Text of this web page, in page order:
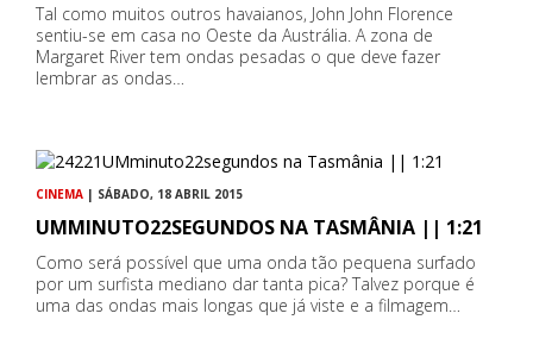
Tal como muitos outros havaianos, John John Florence
sentiu-se em casa no Oeste da Austrália. A zona de
Margaret River tem ondas pesadas o que deve fazer
lembrar as ondas…
CINEMA | SÁBADO, 18 ABRIL 2015
UMMINUTO22SEGUNDOS NA TASMÂNIA || 1:21
Como será possível que uma onda tão pequena surfado
por um surfista mediano dar tanta pica? Talvez porque é
uma das ondas mais longas que já viste e a filmagem…